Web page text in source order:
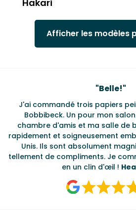
Hakari
Afficher les modèles
peints différents chez
salon et deux pour ma
de bain. Ils sont arrivés
emballés jusqu'aux États-
magnifiques et je reçois
commanderais à nouveau
délai